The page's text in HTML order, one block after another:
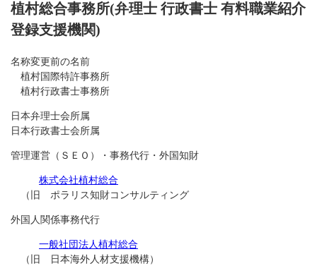
植村総合事務所(弁理士 行政書士 有料職業紹介
登録支援機関)
名称変更前の名前
植村国際特許事務所
植村行政書士事務所
日本弁理士会所属
日本行政書士会所属
管理運営（ＳＥＯ）・事務代行・外国知財
株式会社植村総合
（旧 ポラリス知財コンサルティング
外国人関係事務代行
一般社団法人植村総合
（旧 日本海外人材支援機構）